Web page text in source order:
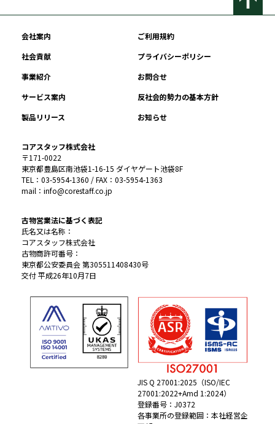
会社案内
ご利用規約
社会貢献
プライバシーポリシー
事業紹介
お問合せ
サービス案内
反社会的勢力の基本方針
製品リリース
お知らせ
コアスタッフ株式会社
〒171-0022
東京都豊島区南池袋1-16-15 ダイヤゲート池袋8F
TEL：03-5954-1360 / FAX：03-5954-1363
mail：info@corestaff.co.jp
古物営業法に基づく表記
氏名又は名称：
コアスタッフ株式会社
古物商許可番号：
東京都公安委員会 第305511408430号
交付 平成26年10月7日
JIS Q 27001:2025（ISO/IEC
27001:2022+Amd 1:2024）
登録番号：J0372
各事業所の登録範囲：本社経営企